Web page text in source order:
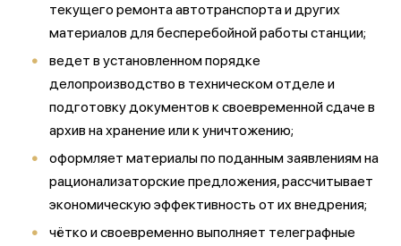
текущего ремонта автотранспорта и других
материалов для бесперебойной работы станции;
ведет в установленном порядке
делопроизводство в техническом отделе и
подготовку документов к своевременной сдаче в
архив на хранение или к уничтожению;
оформляет материалы по поданным заявлениям на
рационализаторские предложения, рассчитывает
экономическую эффективность от их внедрения;
чётко и своевременно выполняет телеграфные